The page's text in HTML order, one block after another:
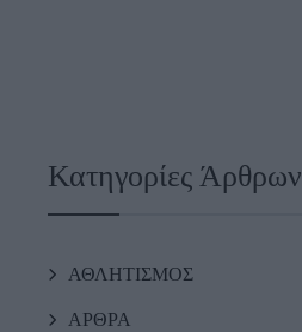
Κατηγορίες Άρθρων
ΑΘΛΗΤΙΣΜΟΣ
ΑΡΘΡΑ